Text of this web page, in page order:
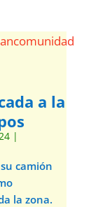
a la
|
camión
la zona.